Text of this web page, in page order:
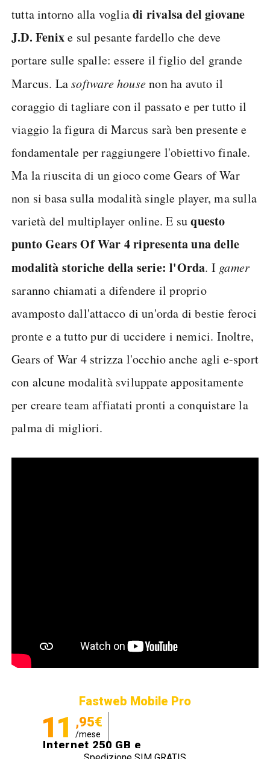
tutta intorno alla vogliadi rivalsa del giovane
J.D. Fenixe sul pesante fardello che deve
portare sulle spalle: essere il figlio del grande
Marcus. Lasoftware housenon ha avuto il
coraggio di tagliare con il passato e per tutto il
viaggio la figura di Marcus sarà ben presente e
fondamentale per raggiungere l'obiettivo finale.
Ma la riuscita di un gioco come Gears of War
non si basa sulla modalità single player, ma sulla
varietà del multiplayer online. E suquesto
punto Gears Of War 4 ripresenta una delle
modalità storiche della serie: l'Orda. I gamer
saranno chiamati a difendere il proprio
avamposto dall'attacco di un'orda di bestie feroci
pronte e a tutto pur di uccidere i nemici. Inoltre,
Gears of War 4 strizza l'occhio anche agli e-sport
con alcune modalità sviluppate appositamente
per creare team affiatati pronti a conquistare la
palma di migliori.
Fastweb Mobile Pro
11 ,95€
/mese
Internet 250 GB e